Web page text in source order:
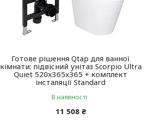
Готове рішення Qtap для ванної
кімнати: підвісний унітаз Scorpio Ultra
Quiet 520x365x365 + комплект
інсталяції Standard
В наявності
11 508 ₴